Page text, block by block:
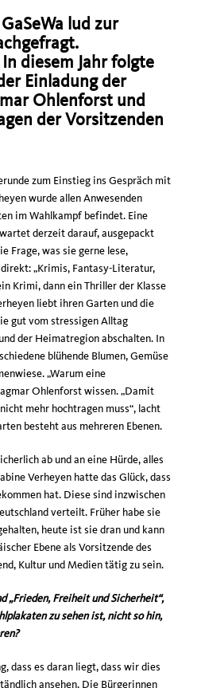
lud zur
diesem Jahr folgte
Einladung der
Ohlenforst und
der Vorsitzenden
zum Einstieg ins Gespräch mit
wurde allen Anwesenden
im Wahlkampf befindet. Eine
derzeit darauf, ausgepackt
Frage, was sie gerne lese,
„Krimis, Fantasy-Literatur,
Krimi, dann ein Thriller der Klasse
liebt ihren Garten und die
gut vom stressigen Alltag
der Heimatregion abschalten. In
blühende Blumen, Gemüse
„Warum eine
Ohlenforst wissen. „Damit
mehr hochtragen muss“, lacht
besteht aus mehreren Ebenen.
ab und an eine Hürde, alles
Verheyen hatte das Glück, dass
hat. Diese sind inzwischen
verteilt. Früher habe sie
heute ist sie dran und kann
Ebene als Vorsitzende des
Kultur und Medien tätig zu sein.
„Frieden, Freiheit und Sicherheit“,
zu sehen ist, nicht so hin,
dass es daran liegt, dass wir dies
ansehen. Die Bürgerinnen